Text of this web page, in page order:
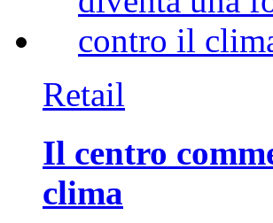
Retail
Il centro
clima